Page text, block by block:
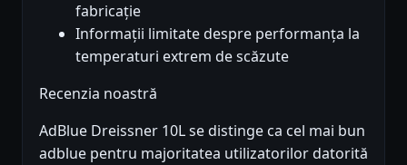
fabricație
Informații limitate despre performanța la
temperaturi extrem de scăzute
Recenzia noastră
AdBlue Dreissner 10L se distinge ca cel mai bun
adblue pentru majoritatea utilizatorilor datorită